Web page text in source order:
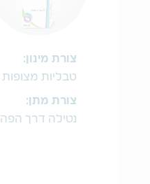
צורת מינון:
טבליות מצופות
צורת מתן:
נטילה דרך הפה